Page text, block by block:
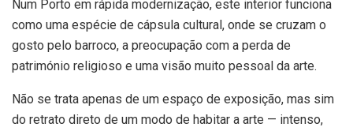
Num Porto em rápida modernização, este interior funciona
como uma espécie de cápsula cultural, onde se cruzam o
gosto pelo barroco, a preocupação com a perda de
património religioso e uma visão muito pessoal da arte.
Não se trata apenas de um espaço de exposição, mas sim
do retrato direto de um modo de habitar a arte — intenso,